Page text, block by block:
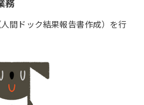
務
間ドック結果報告書作成）を行